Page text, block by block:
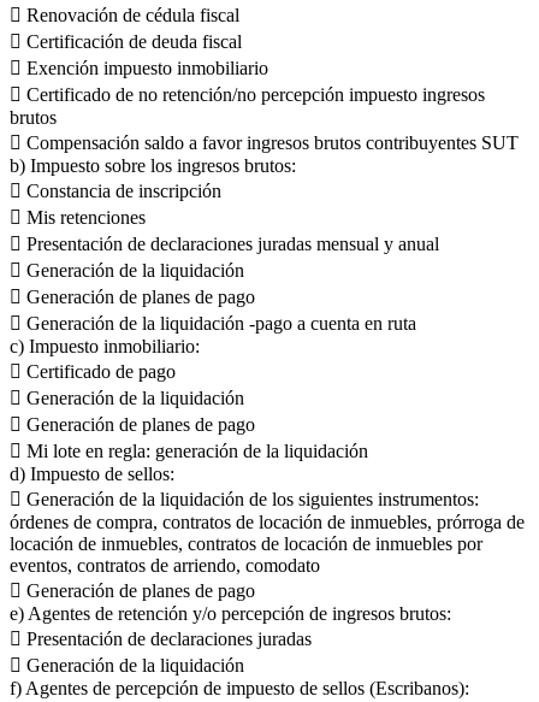
 Renovación de cédula fiscal
 Certificación de deuda fiscal
 Exención impuesto inmobiliario
 Certificado de no retención/no percepción impuesto ingresos
brutos
 Compensación saldo a favor ingresos brutos contribuyentes SUT
b) Impuesto sobre los ingresos brutos:
 Constancia de inscripción
 Mis retenciones
 Presentación de declaraciones juradas mensual y anual
 Generación de la liquidación
 Generación de planes de pago
 Generación de la liquidación -pago a cuenta en ruta
c) Impuesto inmobiliario:
 Certificado de pago
 Generación de la liquidación
 Generación de planes de pago
 Mi lote en regla: generación de la liquidación
d) Impuesto de sellos:
 Generación de la liquidación de los siguientes instrumentos:
órdenes de compra, contratos de locación de inmuebles, prórroga de
locación de inmuebles, contratos de locación de inmuebles por
eventos, contratos de arriendo, comodato
 Generación de planes de pago
e) Agentes de retención y/o percepción de ingresos brutos:
 Presentación de declaraciones juradas
 Generación de la liquidación
f) Agentes de percepción de impuesto de sellos (Escribanos):